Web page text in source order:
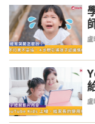
盧
盧